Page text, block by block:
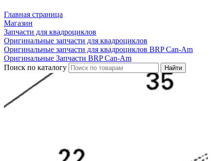
Главная страница
Магазин
Запчасти для квадроциклов
Оригинальные запчасти для квадроциклов
Оригинальные запчасти для квадроциклов BRP Can-Am
Оригинальные Запчасти BRP Can-Am
Поиск по каталогу
Найти